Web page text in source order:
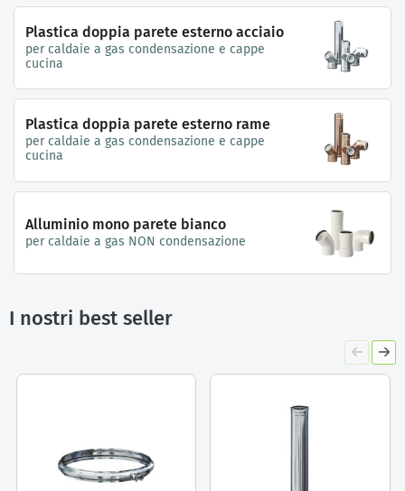
Plastica doppia parete esterno acciaio
per caldaie a gas condensazione e cappe
cucina
Plastica doppia parete esterno rame
per caldaie a gas condensazione e cappe
cucina
Alluminio mono parete bianco
per caldaie a gas NON condensazione
I nostri best seller